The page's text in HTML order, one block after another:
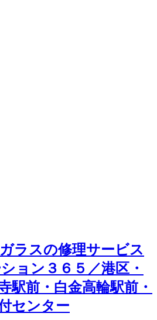
ラスの修理サービス
ョン３６５／港区・
駅前・白金高輪駅前・
センター